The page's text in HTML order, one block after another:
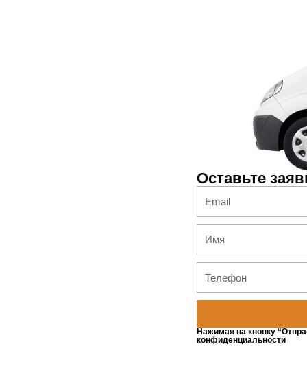
Оставьте
Нажимая на кнопку
конфиденциальности